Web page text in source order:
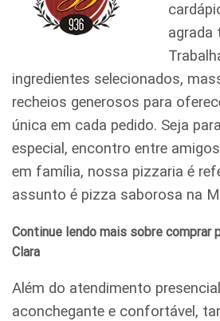
agrada
ingredientes selecionados,
recheios generosos para
única em cada pedido. Seja
especial, encontro entre
em família, nossa pizzaria é
assunto é pizza saborosa na
Continue lendo mais sobre comprar
Clara
Além do atendimento
aconchegante e confortável,